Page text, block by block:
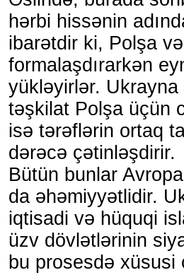
hərbi hissənin
ibarətdir ki, Polşa
formalaşdırarkən
yükləyirlər.
təşkilat Polşa üçün
isə tərəflərin ortaq
dərəcə çətinləşdirir.
Bütün bunlar
da əhəmiyyətlidir.
iqtisadi və hüquqi
üzv dövlətlərinin
bu prosesdə xüsusi